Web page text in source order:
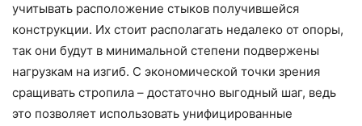
учитывать расположение стыков получившейся
конструкции. Их стоит располагать недалеко от опоры,
так они будут в минимальной степени подвержены
нагрузкам на изгиб. С экономической точки зрения
сращивать стропила – достаточно выгодный шаг, ведь
это позволяет использовать унифицированные